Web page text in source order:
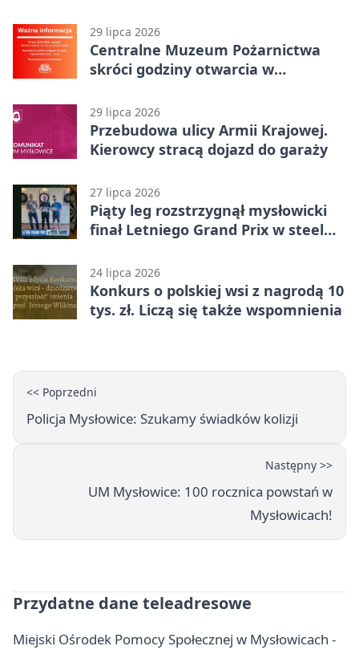
29 lipca 2026
Centralne Muzeum Pożarnictwa
skróci godziny otwarcia w
29 lipca 2026
Przebudowa ulicy Armii Krajowej.
Kierowcy stracą dojazd do garaży
27 lipca 2026
Piąty leg rozstrzygnął mysłowicki
finał Letniego Grand Prix w steel
24 lipca 2026
Konkurs o polskiej wsi z nagrodą 10
tys. zł. Liczą się także wspomnienia
<< Poprzedni
Policja Mysłowice: Szukamy świadków kolizji
Następny >>
UM Mysłowice: 100 rocznica powstań w
Mysłowicach!
Przydatne dane teleadresowe
Miejski Ośrodek Pomocy Społecznej w Mysłowicach -